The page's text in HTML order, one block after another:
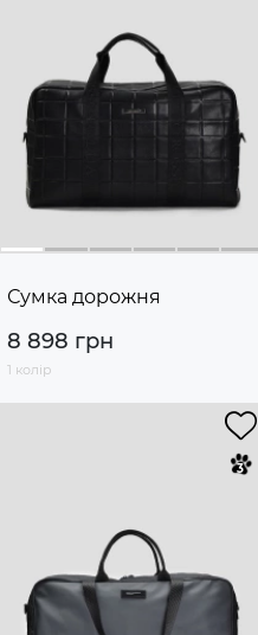
Сумка дорожня
8 898 грн
1 колір